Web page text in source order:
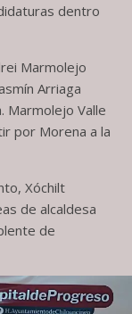
dentro
Marmolejo
Arriaga
Marmolejo Valle
por Morena a la
Xóchilt
de alcaldesa
de